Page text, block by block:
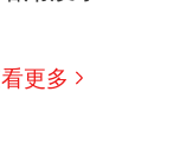
更多
边境，摩洛
向移民引
万人从摩
肉大王”称